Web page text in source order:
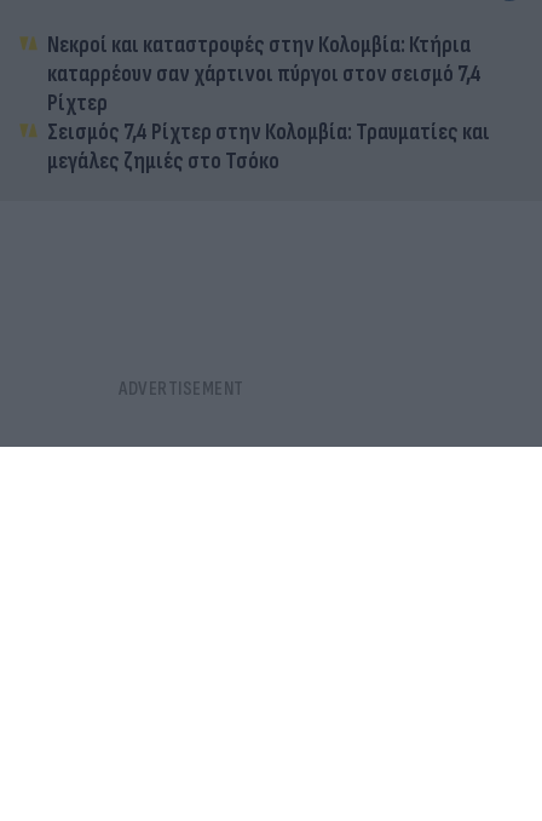
Νεκροί και καταστροφές στην Κολομβία: Κτήρια
καταρρέουν σαν χάρτινοι πύργοι στον σεισμό 7,4
Ρίχτερ
Σεισμός 7,4 Ρίχτερ στην Κολομβία: Τραυματίες και
μεγάλες ζημιές στο Τσόκο